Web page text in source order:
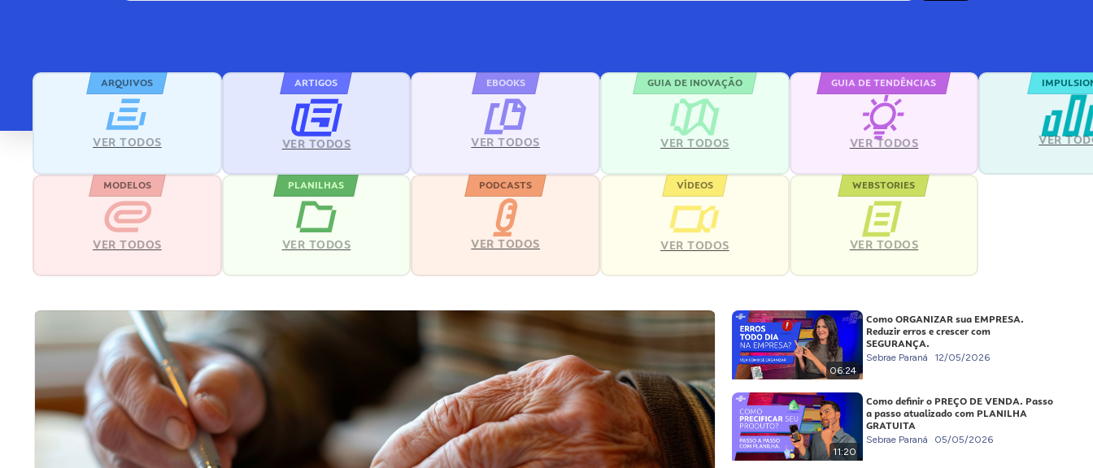
ARQUIVOS
VER TODOS
ARTIGOS
VER TODOS
EBOOKS
VER TODOS
GUIA DE INOVAÇÃO
VER TODOS
GUIA DE TENDÊNCIAS
VER TODOS VER
MODELOS
VER TODOS
PLANILHAS
VER TODOS
PODCASTS
VER TODOS
VÍDEOS
VER TODOS
WEBSTORIES
VER TODOS
06:24
Como ORGANIZAR sua EMPRESA.
Reduzir erros e crescer com
SEGURANÇA.
Sebrae Paraná 12/05/2026
11:20
Como definir o PREÇO DE VENDA. Passo
a passo atualizado com PLANILHA
GRATUITA
Sebrae Paraná 05/05/2026